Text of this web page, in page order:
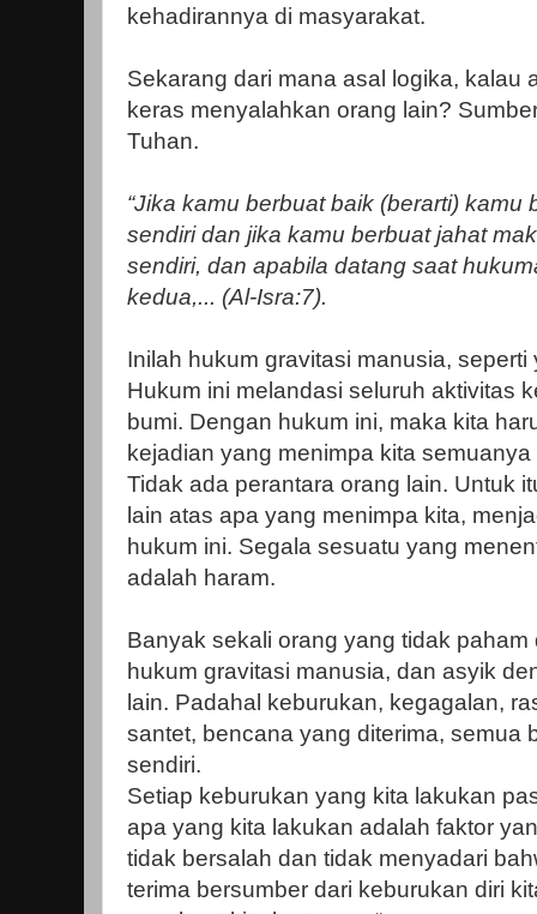
kehadirannya di masyarakat.
Sekarang dari mana asal logika, kalau
keras menyalahkan orang lain?
Tuhan.
“Jika kamu berbuat baik (berarti) kamu
sendiri dan jika kamu berbuat jahat
sendiri, dan apabila datang saat
kedua,... (Al-Isra:7).
Inilah hukum gravitasi manusia,
Hukum ini melandasi seluruh aktivitas
bumi. Dengan hukum ini, maka kita
kejadian yang menimpa kita
Tidak ada perantara orang lain. Untuk
lain atas apa yang menimpa kita,
hukum ini. Segala sesuatu yang
adalah haram.
Banyak sekali orang yang tidak
hukum gravitasi manusia, dan asyik
lain. Padahal keburukan, kegagalan,
santet, bencana yang diterima, semua
sendiri.
Setiap keburukan yang kita lakukan
apa yang kita lakukan adalah faktor
tidak bersalah dan tidak menyadari
terima bersumber dari keburukan diri